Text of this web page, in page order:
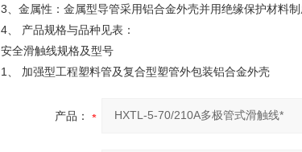
3、金属性：金属型导管采用铝合金外壳并用绝缘保护材料
4、 产品规格与品种见表：
安全滑触线规格及型号
1、 加强型工程塑料管及复合型塑管外包装铝合金外壳
产品：